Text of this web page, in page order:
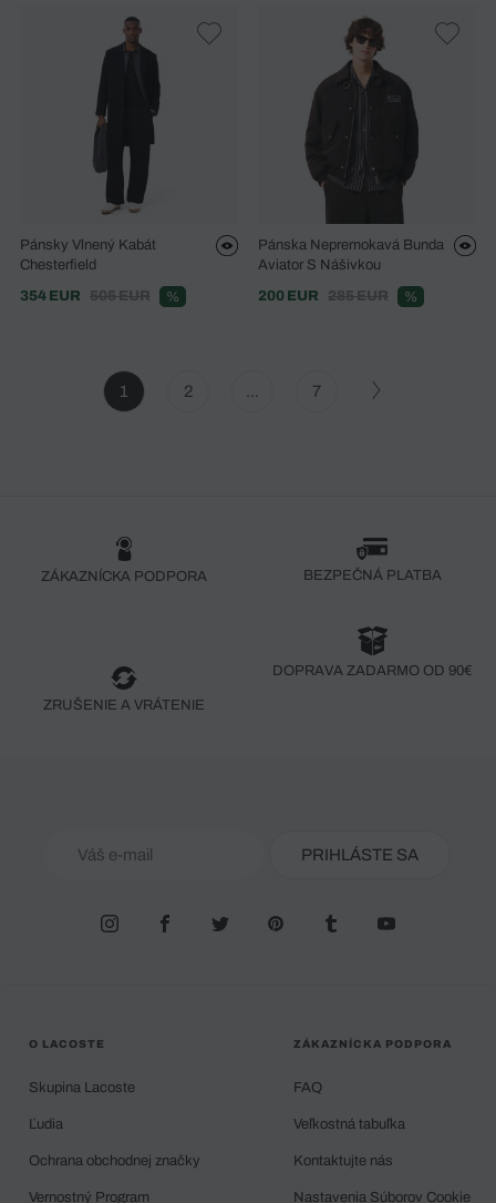
Pánsky Vlnený Kabát
Chesterfield
354 EUR
505 EUR %
Pánska Nepremokavá Bunda
Aviator S Nášivkou
200 EUR
285 EUR %
1 2 7
ZÁKAZNÍCKA PODPORA BEZPEČNÁ PLATBA
ZRUŠENIE A VRÁTENIE
DOPRAVA ZADARMO OD 90€
PRIHLÁSTE SA
O LACOSTE
Skupina Lacoste
Ľudia
Ochrana obchodnej značky
Vernostný Program
ZÁKAZNÍCKA PODPORA
FAQ
Veľkostná tabuľka
Kontaktujte nás
Nastavenia Súborov Cookie